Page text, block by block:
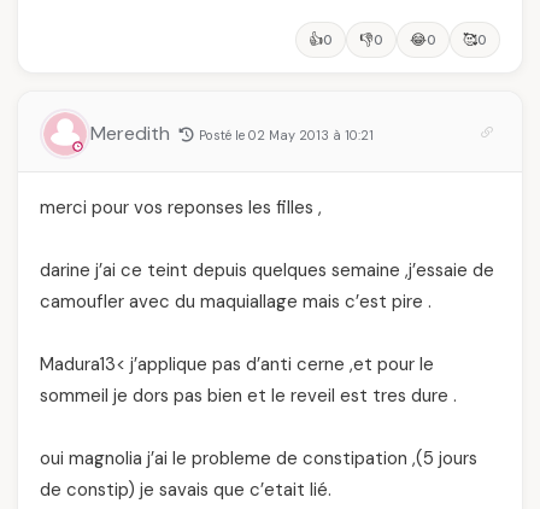
👍0 👎0 😂0 🥰0
Meredith Posté le 02 May 2013 à 10:21
merci pour vos reponses les filles ,
darine j’ai ce teint depuis quelques semaine ,j’essaie de
camoufler avec du maquiallage mais c’est pire .
Madura13< j’applique pas d’anti cerne ,et pour le
sommeil je dors pas bien et le reveil est tres dure .
oui magnolia j’ai le probleme de constipation ,(5 jours
de constip) je savais que c’etait lié.